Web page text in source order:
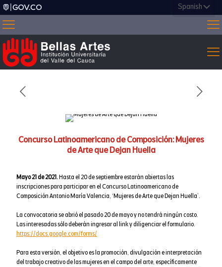
Concurso Latinoamericano de Composición: Mujeres
de Arte que Dejan Huella
Mayo 21 de 2021.Hasta el 20 de septiembre estarán abiertas las
inscripciones para participar en el Concurso Latinoamericano de
Composición Antonio María Valencia, ‘Mujeres de Arte que Dejan Huella’.
La convocatoria se abrió el pasado 20 de mayo y no tendrá ningún costo.
Las interesadas sólo deberán ingresar al link y diligenciar el formulario.
https://docs.google.com/forms/
Para esta versión, el objetivo es la promoción, divulgación e interpretación
del trabajo creativo de las mujeres en el campo del arte, específicamente